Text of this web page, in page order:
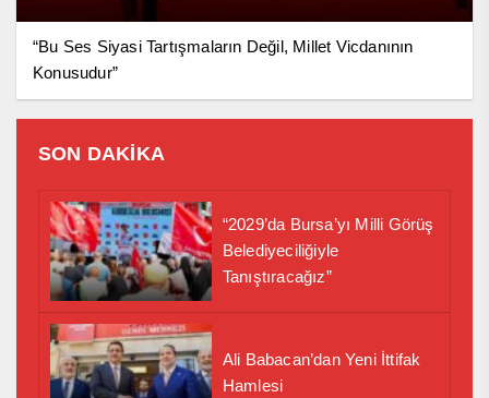
“Bu Ses Siyasi Tartışmaların Değil, Millet Vicdanının
Konusudur”
SON DAKİKA
“2029’da Bursa’yı Milli Görüş
Belediyeciliğiyle
Tanıştıracağız”
Ali Babacan’dan Yeni İttifak
Hamlesi